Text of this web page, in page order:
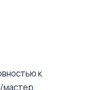
к
мастер.